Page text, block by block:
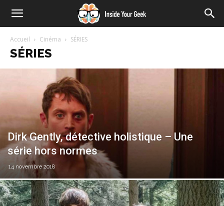
Accueil Cinéma SÉRIES
SÉRIES
Dirk Gently, détective holistique – Une
série hors normes
14 novembre 2018